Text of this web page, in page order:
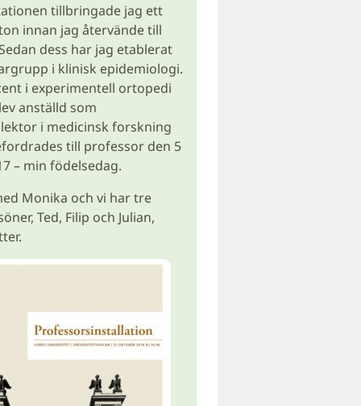
tillbringade jag ett
innan jag återvände till
dess har jag etablerat
i klinisk epidemiologi.
i experimentell ortopedi
anställd som
i medicinsk forskning
till professor den 5
– min födelsedag.
Monika och vi har tre
Ted, Filip och Julian,